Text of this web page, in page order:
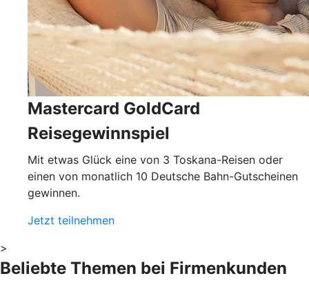
Mastercard GoldCard
Reisegewinnspiel
Mit etwas Glück eine von 3 Toskana-Reisen oder
einen von monatlich 10 Deutsche Bahn-Gutscheinen
gewinnen.
Jetzt teilnehmen
>
Beliebte Themen bei Firmenkunden